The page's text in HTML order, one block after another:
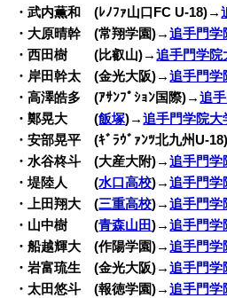
・武内薫和 (ﾚﾉﾌｧ山口FC U-18)→
・大原晴幹 (常翔学園)→追手門学
・西田樹 (比叡山)→追手門学院
・岸田幹太 (金光大阪)→追手門学
・高澤皓多 (ｱｻﾝﾌﾟｼｮﾝ国際)→追
・鄭晃大 (飯塚)→追手門学院大
・安部晃平 (ｷﾞﾗｳﾞｧﾝﾂ北九州U-
・水谷柊斗 (大産大附)→追手門学
・堤陸人 (水口高校)→追手門学
・上田翔大 (三重高校)→追手門学
・山中樹 (青森山田)→追手門学
・船越輝大 (作陽学園)→追手門学
・岩富琉生 (金光大阪)→追手門学
・太田悠斗 (報徳学園)→追手門学